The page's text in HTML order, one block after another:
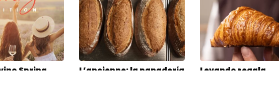
Spring
L’ancienne: la panadería
Levando regala